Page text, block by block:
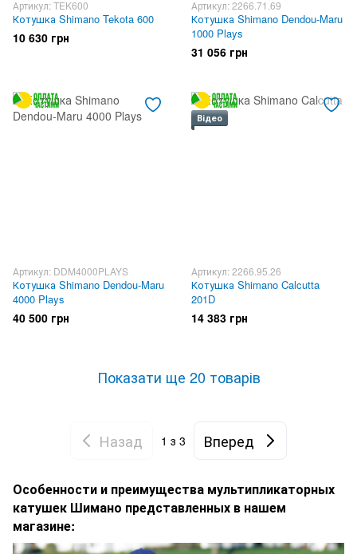
Артикул: TEK600
Котушка Shimano Tekota 600
10 630 грн
Артикул: 2266.71.69
Котушка Shimano Dendou-Maru
1000 Plays
31 056 грн
Артикул: DDM4000PLAYS
Котушка Shimano Dendou-Maru
4000 Plays
40 500 грн
Відео
Артикул: 2266.95.26
Котушка Shimano Calcutta
201D
14 383 грн
Показати ще 20 товарів
Назад 1 з 3 Вперед
Особенности и преимущества мультипликаторных
катушек Шимано представленных в нашем
магазине: